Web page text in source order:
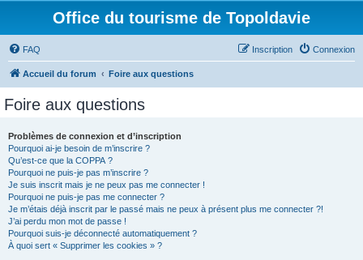
Office du tourisme de Topoldavie
FAQ Connexion
Inscription
Accueil du forum Foire aux questions
Foire aux questions
Problèmes de connexion et d’inscription
Pourquoi ai-je besoin de m’inscrire ?
Qu’est-ce que la COPPA ?
Pourquoi ne puis-je pas m’inscrire ?
Je suis inscrit mais je ne peux pas me connecter !
Pourquoi ne puis-je pas me connecter ?
Je m’étais déjà inscrit par le passé mais ne peux à présent plus me connecter ?!
J’ai perdu mon mot de passe !
Pourquoi suis-je déconnecté automatiquement ?
À quoi sert « Supprimer les cookies » ?